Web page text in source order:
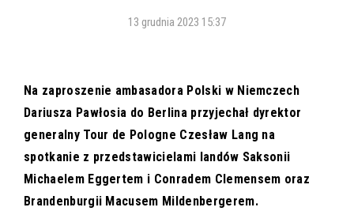
13 grudnia 2023 15:37
Na zaproszenie ambasadora Polski w Niemczech
Dariusza Pawłosia do Berlina przyjechał dyrektor
generalny Tour de Pologne Czesław Lang na
spotkanie z przedstawicielami landów Saksonii
Michaelem Eggertem i Conradem Clemensem oraz
Brandenburgii Macusem Mildenbergerem.